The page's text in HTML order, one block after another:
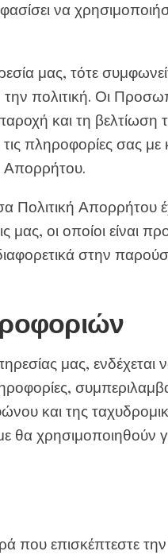
να
μας, τότε
πολιτική. Οι
και τη βελτίωση
πληροφορίες σας
Απορρήτου.
Πολιτική Απορρήτου
οι οποίοι είναι
στην
μας, ενδέχεται
και της
χρησιμοποιηθούν
που επισκέπτεστε